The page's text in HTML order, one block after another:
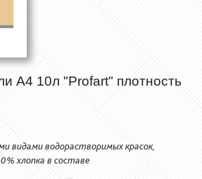
А4 10л "Profart" плотность
видами водорастворимых красок,
хлопка в составе